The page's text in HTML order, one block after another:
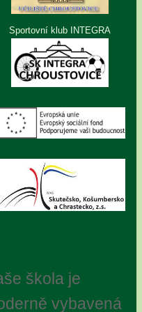
Sportovní klub INTEGRA
škola je
vybavená